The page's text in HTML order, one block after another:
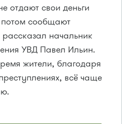
отдают свои деньги
сообщают
начальник
УВД Павел Ильин.
жители, благодаря
всё чаще